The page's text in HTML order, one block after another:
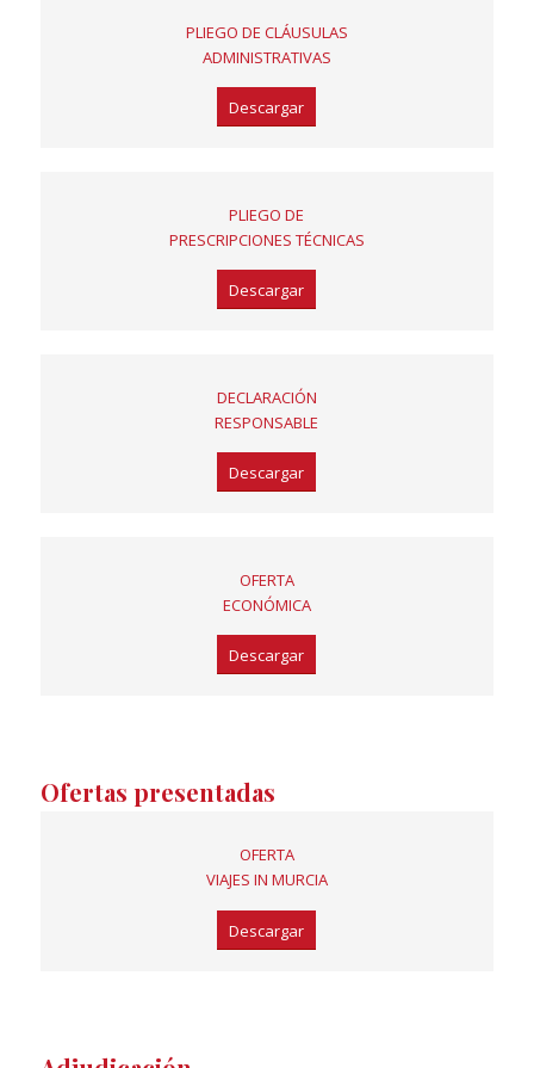
PLIEGO DE CLÁUSULAS
ADMINISTRATIVAS
Descargar
PLIEGO DE
PRESCRIPCIONES TÉCNICAS
Descargar
DECLARACIÓN
RESPONSABLE
Descargar
OFERTA
ECONÓMICA
Descargar
Ofertas presentadas
OFERTA
VIAJES IN MURCIA
Descargar